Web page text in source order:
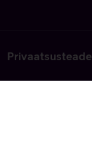
Privaatsusteade